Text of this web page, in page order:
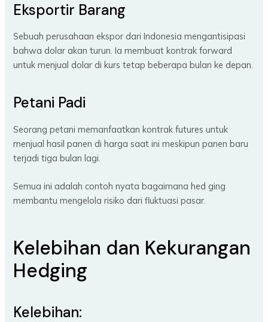
Eksportir Barang
Sebuah perusahaan ekspor dari Indonesia mengantisipasi
bahwa dolar akan turun. Ia membuat kontrak forward
untuk menjual dolar di kurs tetap beberapa bulan ke depan.
Petani Padi
Seorang petani memanfaatkan kontrak futures untuk
menjual hasil panen di harga saat ini meskipun panen baru
terjadi tiga bulan lagi.
Semua ini adalah contoh nyata bagaimana hed ging
membantu mengelola risiko dari fluktuasi pasar.
Kelebihan dan Kekurangan
Hedging
Kelebihan: